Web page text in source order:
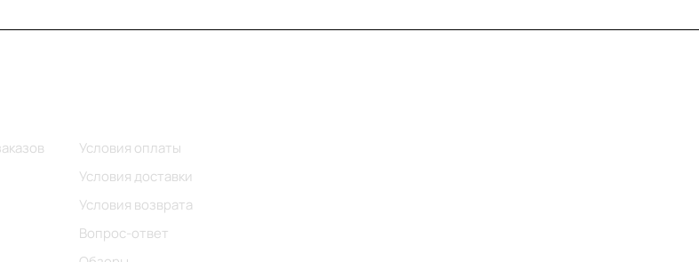
Условия оплаты
Условия доставки
Условия возврата
Вопрос-ответ